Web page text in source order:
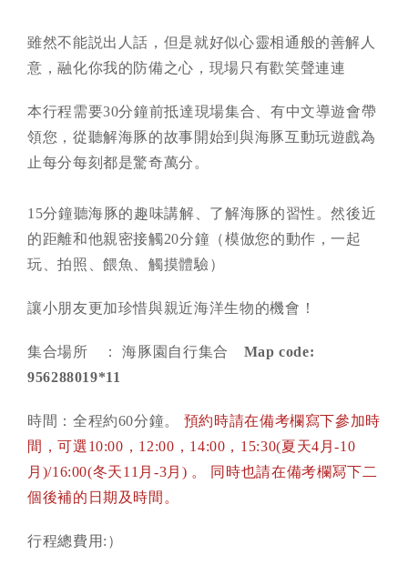
雖然不能説出人話，但是就好似心靈相通般的善解人
意，融化你我的防備之心，現場只有歡笑聲連連
本行程需要30分鐘前抵達現場集合、有中文導遊會帶
領您，從聽解海豚的故事開始到與海豚互動玩遊戲為
止每分每刻都是驚奇萬分。
15分鐘聽海豚的趣味講解、了解海豚的習性。然後近
的距離和他親密接觸20分鐘（模倣您的動作，一起
玩、拍照、餵魚、觸摸體驗）
讓小朋友更加珍惜與親近海洋生物的機會！
集合場所 ： 海豚園自行集合 Map code:
956288019*11
時間：全程約60分鐘。 預約時請在備考欄寫下參加時
間，可選10:00，12:00，14:00，15:30(夏天4月-10
月)/16:00(冬天11月-3月) 。 同時也請在備考欄冩下二
個後補的日期及時間。
行程總費用:）